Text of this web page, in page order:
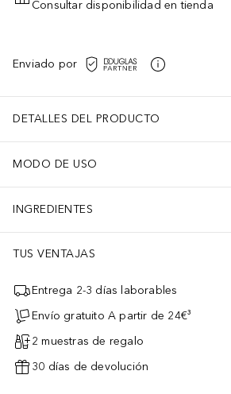
AÑADIR AL CARRITO
Consultar disponibilidad en tienda
Enviado por
DETALLES DEL PRODUCTO
MODO DE USO
INGREDIENTES
TUS VENTAJAS
Entrega 2-3 días laborables
Envío gratuito A partir de 24€³
2 muestras de regalo
30 días de devolución